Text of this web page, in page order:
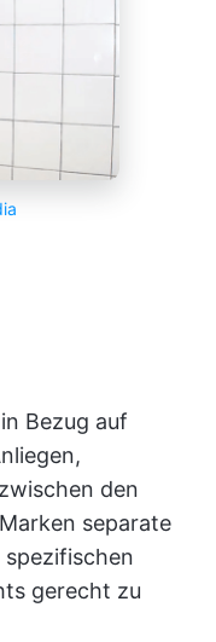
Bezug auf
den
separate
spezifischen
gerecht zu